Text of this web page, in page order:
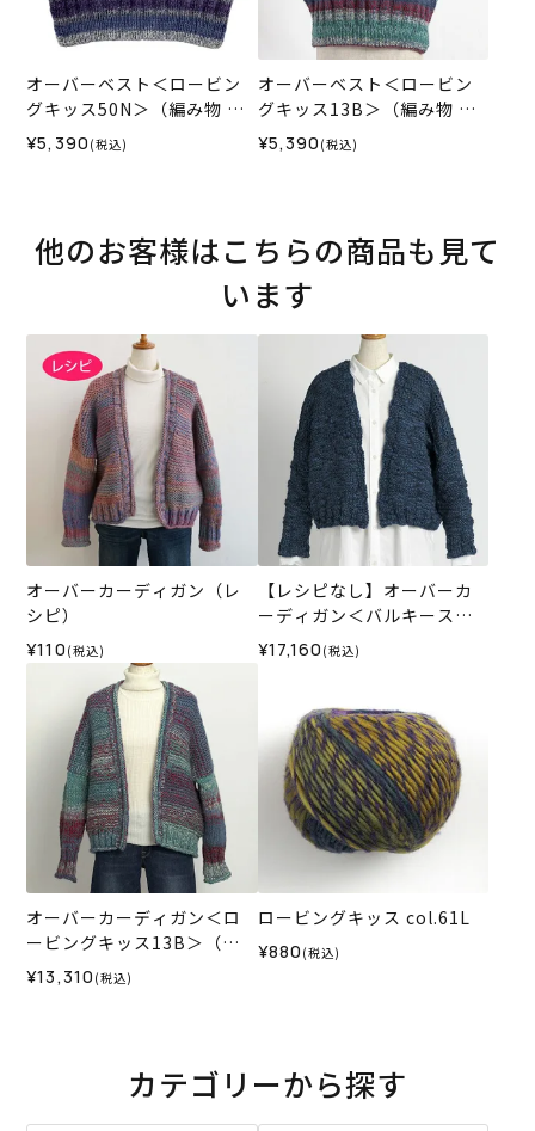
オーバーベスト＜ロービン
グキッス50N＞（編み物 材
料セット）
¥5,390 (税込)
オーバーベスト＜ロービン
グキッス13B＞（編み物 材
料セット）
¥5,390 (税込)
他のお客様はこちらの商品も見て
います
オーバーカーディガン（レ
シピ）
¥110 (税込)
【レシピなし】オーバーカ
ーディガン＜バルキースラ
ブ02N＞（編み物 材料セッ
ト）
¥17,160 (税込)
オーバーカーディガン＜ロ
ービングキッス13B＞（編
み物 材料セット）
¥13,310 (税込)
ロービングキッス col.61L
¥880 (税込)
カテゴリーから探す